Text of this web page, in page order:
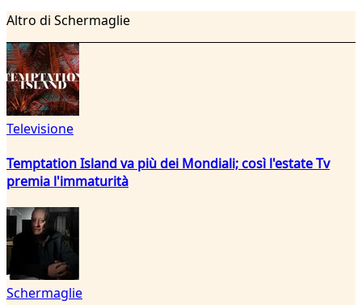
Altro di Schermaglie
Televisione
Temptation Island va più dei Mondiali; così l'estate Tv
premia l'immaturità
Schermaglie